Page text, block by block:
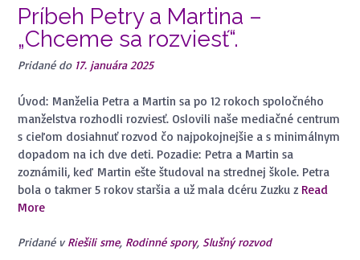
Príbeh Petry a Martina –
„Chceme sa rozviesť“.
Pridané do 17. januára 2025
Úvod: Manželia Petra a Martin sa po 12 rokoch spoločného
manželstva rozhodli rozviesť. Oslovili naše mediačné centrum
s cieľom dosiahnuť rozvod čo najpokojnejšie a s minimálnym
dopadom na ich dve deti. Pozadie: Petra a Martin sa
zoznámili, keď Martin ešte študoval na strednej škole. Petra
bola o takmer 5 rokov staršia a už mala dcéru Zuzku z Read
More
Pridané v Riešili sme, Rodinné spory, Slušný rozvod